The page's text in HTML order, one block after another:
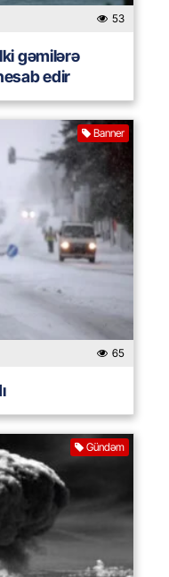
53
gəmilərə
edir
Banner
65
Gündəm